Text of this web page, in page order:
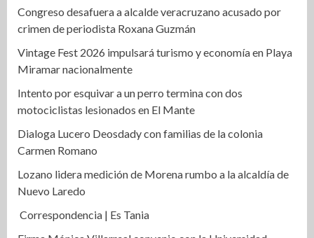
Congreso desafuera a alcalde veracruzano acusado por
crimen de periodista Roxana Guzmán
Vintage Fest 2026 impulsará turismo y economía en Playa
Miramar nacionalmente
Intento por esquivar a un perro termina con dos
motociclistas lesionados en El Mante
Dialoga Lucero Deosdady con familias de la colonia
Carmen Romano
Lozano lidera medición de Morena rumbo a la alcaldía de
Nuevo Laredo
Correspondencia | Es Tania